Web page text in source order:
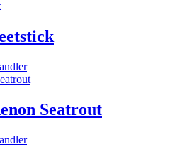
Seatrout